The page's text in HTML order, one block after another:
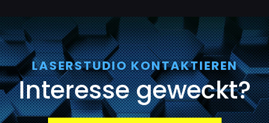
LASERSTUDIO KONTAKTIEREN
Interesse geweckt?